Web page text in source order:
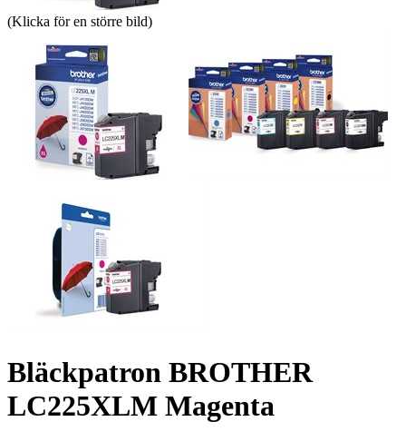
(Klicka för en större bild)
Bläckpatron BROTHER
LC225XLM Magenta